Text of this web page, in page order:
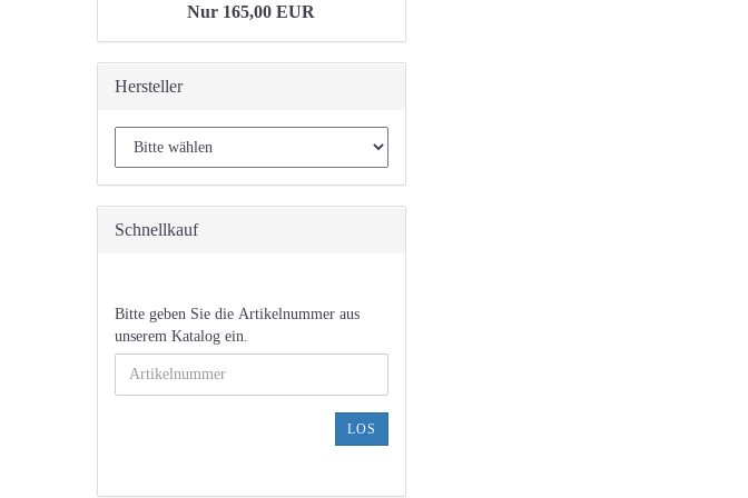
Nur 165,00 EUR
Hersteller
Schnellkauf
BITTE
GEBEN
SIE
DIE
ARTIKELNUMMER
Bitte geben Sie die Artikelnummer aus
unserem Katalog ein.
LOS